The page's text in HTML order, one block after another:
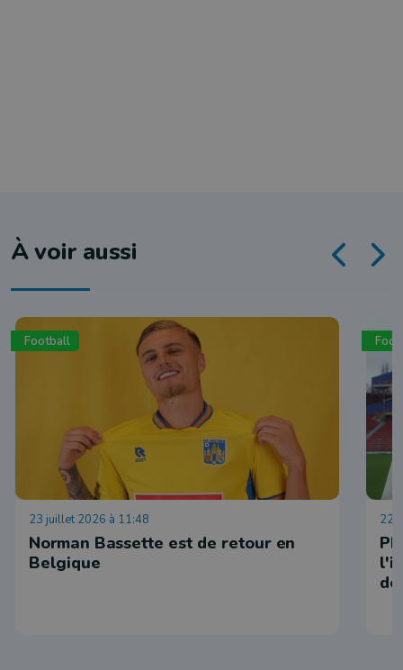
À voir aussi
Football
23 juillet 2026 à 11:48
Norman Bassette est de retour en
Belgique
22